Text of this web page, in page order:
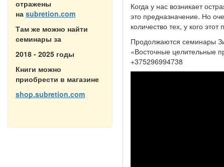
отражены
на subretion.com
Там же можно найти
семинары за
2018 - 2025 годы
Книги можно
приобрести в магазине
shop.subretion.com
Когда у нас возникает
это предназначение. Но
количество тех, у кого
Продолжаются семинары
«Восточные целительные
+375296994738